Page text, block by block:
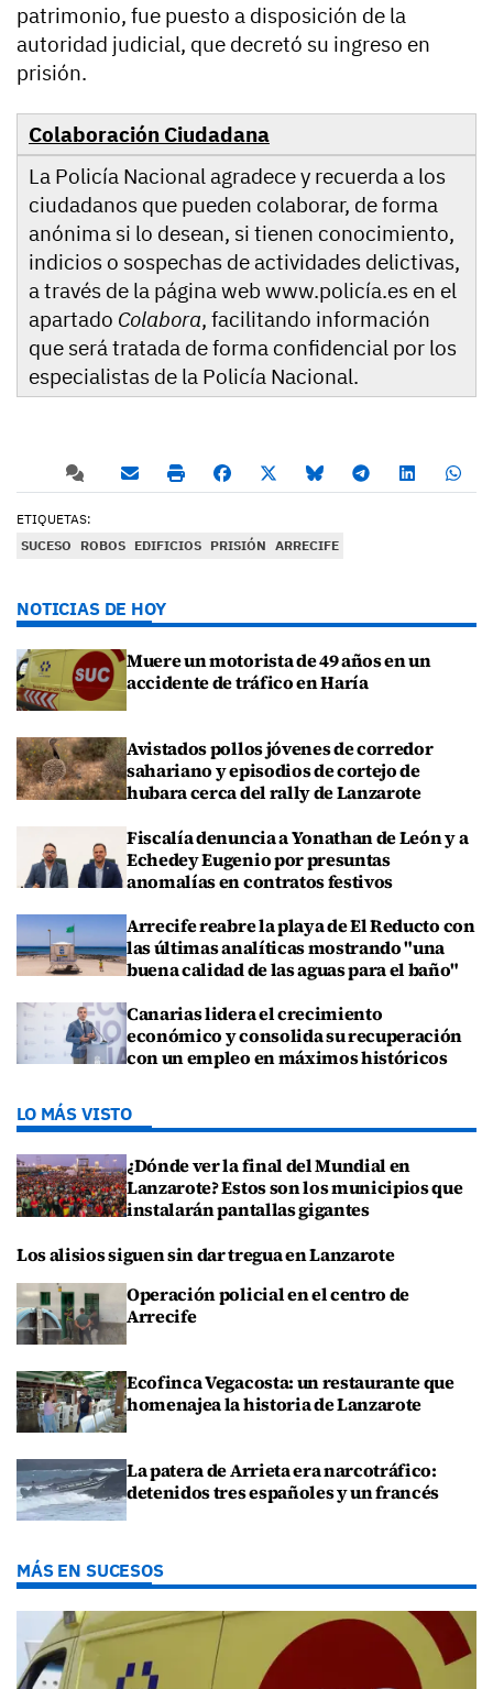
patrimonio, fue puesto a disposición de la
autoridad judicial, que decretó su ingreso en
prisión.
Colaboración Ciudadana
La Policía Nacional agradece y recuerda a los
ciudadanos que pueden colaborar, de forma
anónima si lo desean, si tienen conocimiento,
indicios o sospechas de actividades delictivas,
a través de la página web www.policía.es en el
apartado Colabora, facilitando información
que será tratada de forma confidencial por los
especialistas de la Policía Nacional.
ETIQUETAS:
SUCESO
ROBOS EDIFICIOS PRISIÓN ARRECIFE
NOTICIAS DE HOY
Muere un motorista de 49 años en un
accidente de tráfico en Haría
Avistados pollos jóvenes de corredor
sahariano y episodios de cortejo de
hubara cerca del rally de Lanzarote
Fiscalía denuncia a Yonathan de León y a
Echedey Eugenio por presuntas
anomalías en contratos festivos
Arrecife reabre la playa de El Reducto con
las últimas analíticas mostrando "una
buena calidad de las aguas para el baño"
Canarias lidera el crecimiento
económico y consolida su recuperación
con un empleo en máximos históricos
LO MÁS VISTO
¿Dónde ver la final del Mundial en
Lanzarote? Estos son los municipios que
instalarán pantallas gigantes
Los alisios siguen sin dar tregua en Lanzarote
Operación policial en el centro de
Arrecife
Ecofinca Vegacosta: un restaurante que
homenajea la historia de Lanzarote
La patera de Arrieta era narcotráfico:
detenidos tres españoles y un francés
MÁS EN SUCESOS